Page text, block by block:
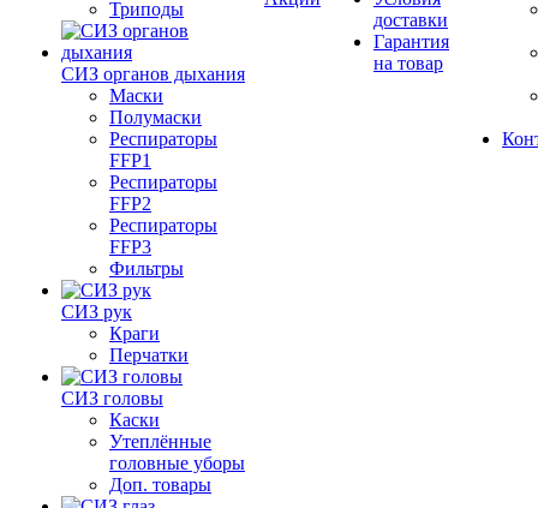
Триподы
СИЗ органов дыхания
Маски
Полумаски
Респираторы
FFP1
Респираторы
FFP2
Респираторы
FFP3
Фильтры
СИЗ рук
Краги
Перчатки
СИЗ головы
Каски
Утеплённые
головные уборы
Доп. товары
доставки
Гарантия
на товар